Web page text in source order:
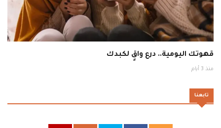
قهوتك اليومية.. درع واقٍ لكبدك
منذ 3 أيام
تابعنا